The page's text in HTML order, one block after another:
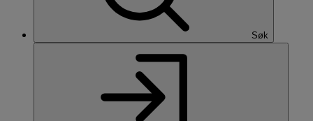
Søk